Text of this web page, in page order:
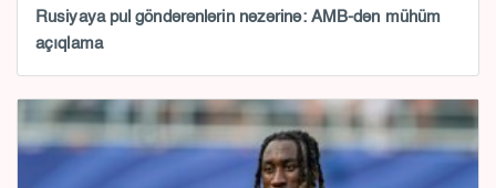
Rusiyaya pul göndərənlərin nəzərinə: AMB-dən mühüm
açıqlama